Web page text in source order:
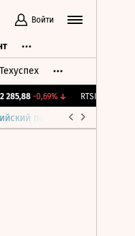
Войти
Техуспех
-0,69%↓ RTSI 884,56
парламент